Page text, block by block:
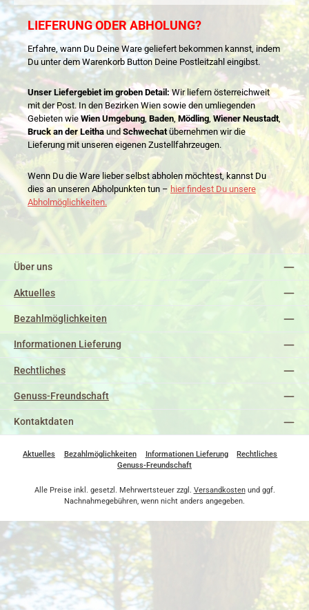
LIEFERUNG ODER ABHOLUNG?
Erfahre, wann Du Deine Ware geliefert bekommen kannst, indem
Du unter dem Warenkorb Button Deine Postleitzahl eingibst.
Unser Liefergebiet im groben Detail:Wir liefern österreichweit
mit der Post. In den Bezirken Wien sowie den umliegenden
Gebieten wie Wien Umgebung, Baden, Mödling, Wiener Neustadt,
Bruck an der Leitha und Schwechatübernehmen wir die
Lieferung mit unseren eigenen Zustellfahrzeugen.
Wenn Du die Ware lieber selbst abholen möchtest, kannst Du
dies an unseren Abholpunkten tun – hier findest Du unsere
Abholmöglichkeiten.
Über uns
Aktuelles
Bezahlmöglichkeiten
Informationen Lieferung
Rechtliches
Genuss-Freundschaft
Kontaktdaten
Aktuelles Bezahlmöglichkeiten Informationen Lieferung
Rechtliches
Genuss-Freundschaft
Alle Preise inkl. gesetzl. Mehrwertsteuer zzgl. Versandkostenund ggf.
Nachnahmegebühren, wenn nicht anders angegeben.